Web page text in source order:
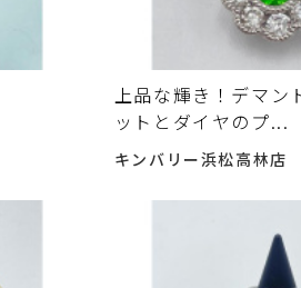
上品な輝き！デマン
ットとダイヤのプ...
キンバリー浜松高林店